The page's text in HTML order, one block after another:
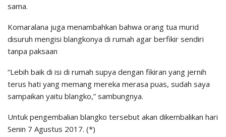
sama.
Komaralana juga menambahkan bahwa orang tua murid
disuruh mengisi blangkonya di rumah agar berfikir sendiri
tanpa paksaan
“Lebih baik di isi di rumah supya dengan fikiran yang jernih
terus hati yang memang mereka merasa puas, sudah saya
sampaikan yaitu blangko,” sambungnya.
Untuk pengembalian blangko tersebut akan dikembalikan hari
Senin 7 Agustus 2017. (*)